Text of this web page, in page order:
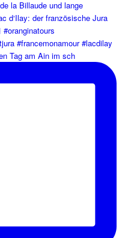
Tag am Ain im sch